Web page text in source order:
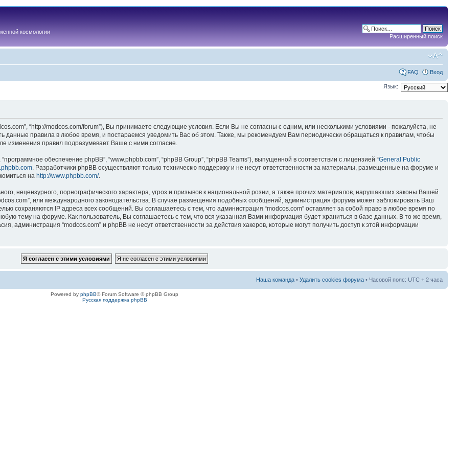
космологии
Расширенный поиск
FAQ Вход
Язык:
“http://modcos.com/forum”), Вы принимаете следующие условия. Если Вы не согласны с одним, или несколькими условиями - пожалуйста, не
данные правила в любое время, и постараемся уведомить Вас об этом. Также, мы рекомендуем Вам периодически обращаться к правилам, чтобы
изменения правил подразумевает Ваше с ними согласие.
обеспечение phpBB”, “www.phpbb.com”, “phpBB Group”, “phpBB Teams”), выпущенной в соответствии с лицензией “General Public
. Разработчики phpBB осуществляют только техническю поддержку и не несут ответственности за материалы, размещенные на форуме и
на http://www.phpbb.com/.
нецензурного, порнографического характера, угроз и призывов к национальной розни, а также прочих материалов, нарушаюших законы Вашей
или международного законодательства. В случае размещения подобных сообщений, администрация форума может заблокировать Ваш
сохраняются IP адреса всех сообщений. Вы соглашаетесь с тем, что администрация “modcos.com” оставляет за собой право в любое время по
тему на форуме. Как пользователь, Вы соглашаетесь с тем, что вся указанная Вами информация будет храниться в базе данных. В то же время,
администрация “modcos.com” и phpBB не несут ответственности за действия хакеров, которые могут получить доступ к этой информации
Наша команда • Удалить cookies форума • Часовой пояс: UTC + 2 часа
Powered by phpBB® Forum Software © phpBB Group
Русская поддержка phpBB